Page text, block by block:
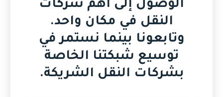
الوصول إلى أهم شركات
النقل في مكان واحد.
وتابعونا بينما نستمر في
توسيع شبكتنا الخاصة
بشركات النقل الشريكة.